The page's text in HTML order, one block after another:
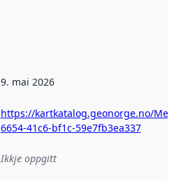
9. mai 2026
https://kartkatalog.geonorge.no/
6654-41c6-bf1c-59e7fb3ea337
Ikkje oppgitt